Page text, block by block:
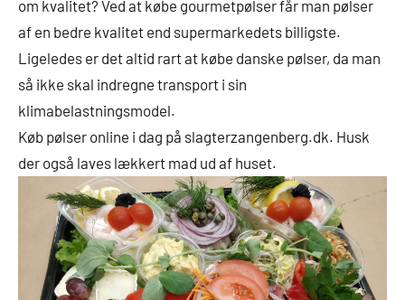
om kvalitet? Ved at købe gourmetpølser får man pølser
af en bedre kvalitet end supermarkedets billigste.
Ligeledes er det altid rart at købe danske pølser, da man
så ikke skal indregne transport i sin
klimabelastningsmodel.
Køb pølser online i dag på slagterzangenberg.dk. Husk
der også laves lækkert mad ud af huset.